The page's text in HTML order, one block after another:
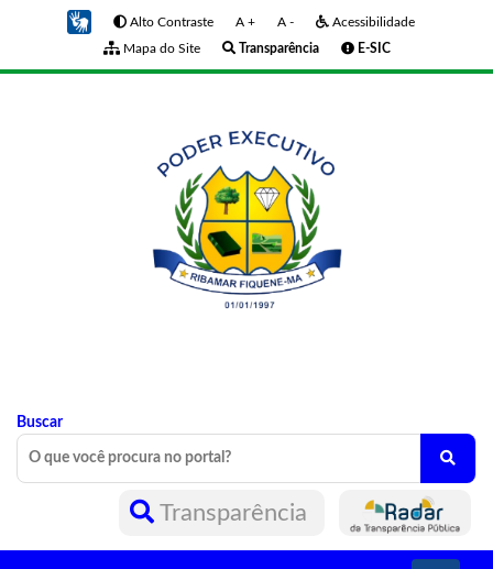
Alto Contraste A + A -
Acessibilidade
Mapa do Site
Transparência E-SIC
Buscar
Transparência